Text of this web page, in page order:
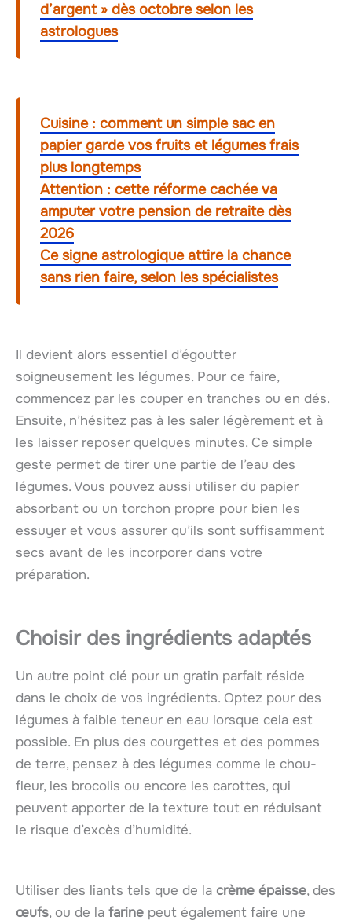
d’argent » dès octobre selon les
astrologues
Cuisine : comment un simple sac en
papier garde vos fruits et légumes frais
plus longtemps
Attention : cette réforme cachée va
amputer votre pension de retraite dès
2026
Ce signe astrologique attire la chance
sans rien faire, selon les spécialistes
Il devient alors essentiel d’égoutter
soigneusement les légumes. Pour ce faire,
commencez par les couper en tranches ou en dés.
Ensuite, n’hésitez pas à les saler légèrement et à
les laisser reposer quelques minutes. Ce simple
geste permet de tirer une partie de l’eau des
légumes. Vous pouvez aussi utiliser du papier
absorbant ou un torchon propre pour bien les
essuyer et vous assurer qu’ils sont suffisamment
secs avant de les incorporer dans votre
préparation.
Choisir des ingrédients adaptés
Un autre point clé pour un gratin parfait réside
dans le choix de vos ingrédients. Optez pour des
légumes à faible teneur en eau lorsque cela est
possible. En plus des courgettes et des pommes
de terre, pensez à des légumes comme le chou-
fleur, les brocolis ou encore les carottes, qui
peuvent apporter de la texture tout en réduisant
le risque d’excès d’humidité.
Utiliser des liants tels que de la crème épaisse, des
œufs, ou de la farine peut également faire une